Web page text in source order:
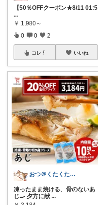
【50％OFFクーポン★8/11 01:5
...
￥ 1,980～
0 0 2
コレ いいね
おつ＠くたくたのゆる健康
凍ったまま焼ける、骨のないあ
じ🍳 夕方に献 ...